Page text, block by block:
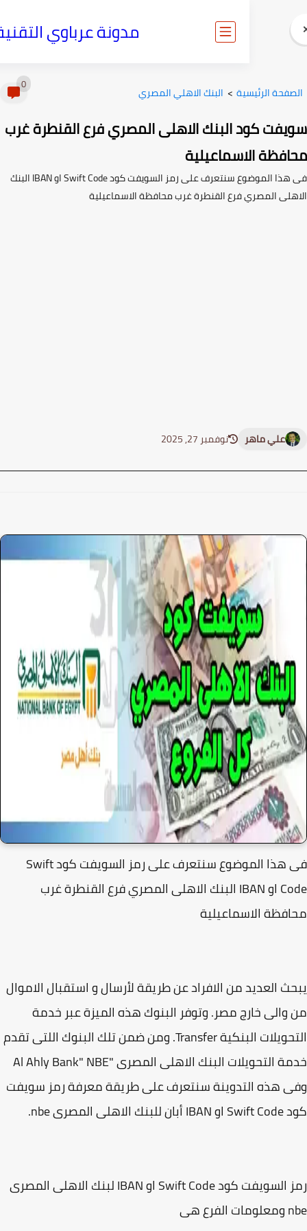
مدونة عرباوي التقنية
> البنك الاهلي المصري
البنك الاهلى المصري فرع القنطرة غرب
فى هذا الموضوع سنتعرف على رمز السويفت كود Swift Code او IBAN البنك
فرع القنطرة غرب محافظة الاسماعيلية
نوفمبر 27, 2025
فى هذا الموضوع سنتعرف على رمز السويفت كود Swift
Code او IBAN البنك الاهلى المصري فرع القنطرة غرب
من الافراد عن طريقة لأرسال و استقبال الاموال
مصر. وتوفر البنوك هذه الميزة عبر خدمة
التحويلات البنكية Transfer. ومن ضمن تلك البنوك اللتى تقدم
خدمة التحويلات البنك الاهلى المصرى "Al Ahly Bank" NBE
سنتعرف على طريقة معرفة رمز سويفت
رمز السويفت كود Swift Code او IBAN لبنك الاهلى المصرى